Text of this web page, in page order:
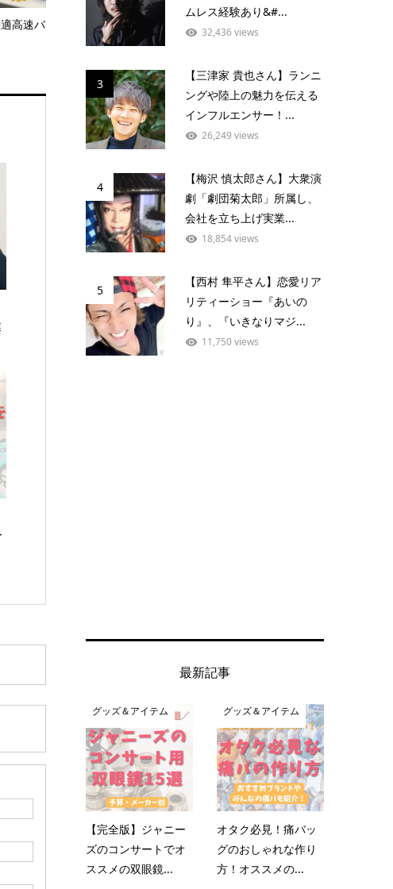
高速バ
ムレス経験あり&#...
32,436 views
3
【三津家 貴也さん】ランニ
ングや陸上の魅力を伝える
インフルエンサー！...
26,249 views
4
【梅沢 慎太郎さん】大衆演
劇「劇団菊太郎」所属し、
会社を立ち上げ実業...
18,854 views
5
【西村 隼平さん】恋愛リア
リティーショー『あいの
り』、『いきなりマジ...
11,750 views
最新記事
グッズ＆アイテム
【完全版】ジャニー
ズのコンサートでオ
ススメの双眼鏡...
グッズ＆アイテム
オタク必見！痛バッ
グのおしゃれな作り
方！オススメの...